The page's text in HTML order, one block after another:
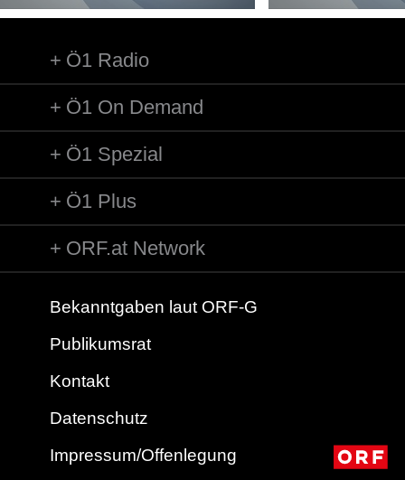
Ö1 Radio
Ö1 On Demand
Ö1 Spezial
Ö1 Plus
ORF.at Network
Bekanntgaben laut ORF-G
Publikumsrat
Kontakt
Datenschutz
Impressum/Offenlegung